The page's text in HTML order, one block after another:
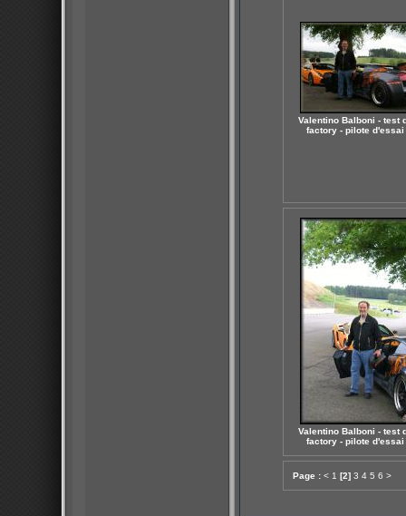
Valentino Balboni - test
factory - pilote d'essai
Valentino Balboni - test
factory - pilote d'essai
Page : < 1 [2] 3 4 5 6 >